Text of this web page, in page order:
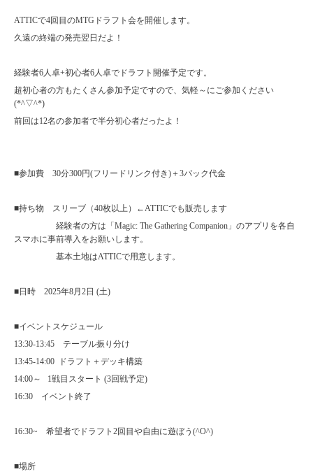
ATTICで4回目のMTGドラフト会を開催します。
久遠の終端の発売翌日だよ！
経験者6人卓+初心者6人卓でドラフト開催予定です。
超初心者の方もたくさん参加予定ですので、気軽～にご参加ください
(*^▽^*)
前回は12名の参加者で半分初心者だったよ！
■参加費 30分300円(フリードリンク付き)＋3パック代金
■持ち物 スリーブ（40枚以上）←ATTICでも販売します
経験者の方は「Magic: The Gathering Companion」のアプリを各自
スマホに事前導入をお願いします。
基本土地はATTICで用意します。
■日時 2025年8月2日 (土)
■イベントスケジュール
13:30-13:45 テーブル振り分け
13:45-14:00 ドラフト＋デッキ構築
14:00～ 1戦目スタート (3回戦予定)
16:30 イベント終了
16:30~ 希望者でドラフト2回目や自由に遊ぼう(^O^)
■場所